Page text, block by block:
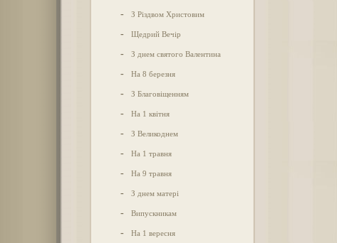
- З Різдвом Христовим
- Щедрий Вечір
- З днем святого Валентина
- На 8 березня
- З Благовіщенням
- На 1 квітня
- З Великоднем
- На 1 травня
- На 9 травня
- З днем матері
- Випускникам
- На 1 вересня